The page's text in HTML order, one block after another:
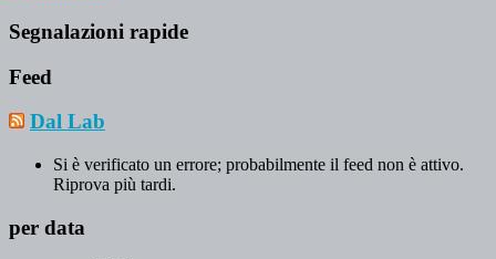
Segnalazioni rapide
Feed
Dal Lab
Si è verificato un errore; probabilmente il feed non è attivo.
Riprova più tardi.
per data